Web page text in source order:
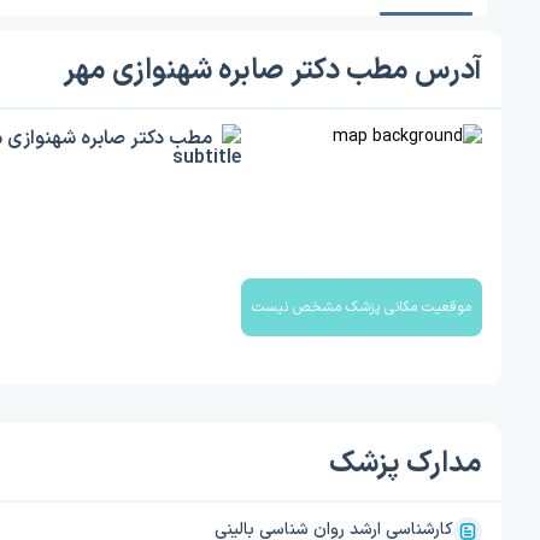
آدرس مطب دکتر صابره شهنوازی مهر
موقعیت مکانی پزشک مشخص نیست
مطب دکتر صابره شهنوازی
مدارک پزشک
کارشناسی ارشد روان شناسی بالینی